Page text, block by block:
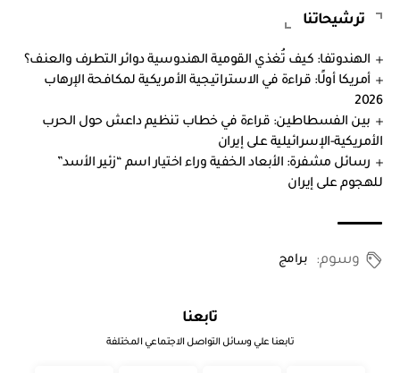
ترشيحاتنا
الهندوتفا: كيف تُغذي القومية الهندوسية دوائر التطرف والعنف؟
أمريكا أولًا: قراءة في الاستراتيجية الأمريكية لمكافحة الإرهاب
2026
بين الفسطاطين: قراءة في خطاب تنظيم داعش حول الحرب
الأمريكية-الإسرائيلية على إيران
رسائل مشفرة: الأبعاد الخفية وراء اختيار اسم “زئير الأسد”
للهجوم على إيران
وسوم: برامج
تابعنا
تابعنا علي وسائل التواصل الاجتماعي المختلفة